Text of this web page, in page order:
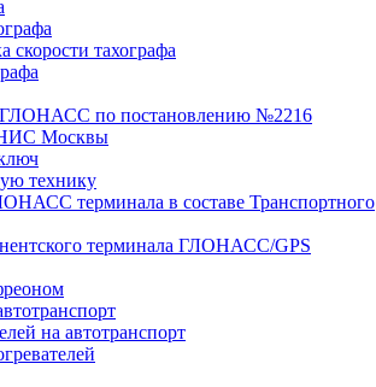
скорости тахографа
по постановлению №2216
Москвы
технику
терминала в составе Транспортного
терминала ГЛОНАСС/GPS
на автотранспорт